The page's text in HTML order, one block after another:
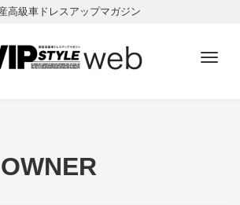
高級車ドレスアップマガジン